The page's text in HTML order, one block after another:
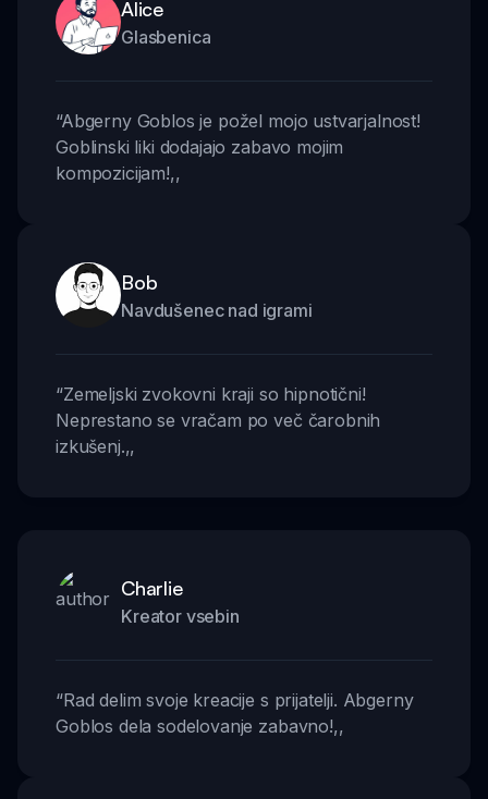
Alice
Glasbenica
“Abgerny Goblos je požel mojo ustvarjalnost!
Goblinski liki dodajajo zabavo mojim
kompozicijam!,,
Bob
Navdušenec nad igrami
“Zemeljski zvokovni kraji so hipnotični!
Neprestano se vračam po več čarobnih
izkušenj.,,
Charlie
Kreator vsebin
“Rad delim svoje kreacije s prijatelji. Abgerny
Goblos dela sodelovanje zabavno!,,